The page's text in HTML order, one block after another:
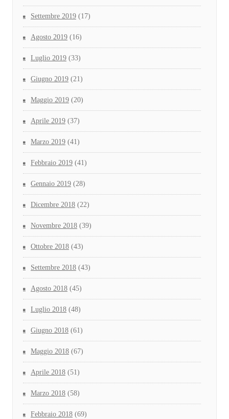
Settembre 2019 (17)
Agosto 2019 (16)
Luglio 2019 (33)
Giugno 2019 (21)
Maggio 2019 (20)
Aprile 2019 (37)
Marzo 2019 (41)
Febbraio 2019 (41)
Gennaio 2019 (28)
Dicembre 2018 (22)
Novembre 2018 (39)
Ottobre 2018 (43)
Settembre 2018 (43)
Agosto 2018 (45)
Luglio 2018 (48)
Giugno 2018 (61)
Maggio 2018 (67)
Aprile 2018 (51)
Marzo 2018 (58)
Febbraio 2018 (69)